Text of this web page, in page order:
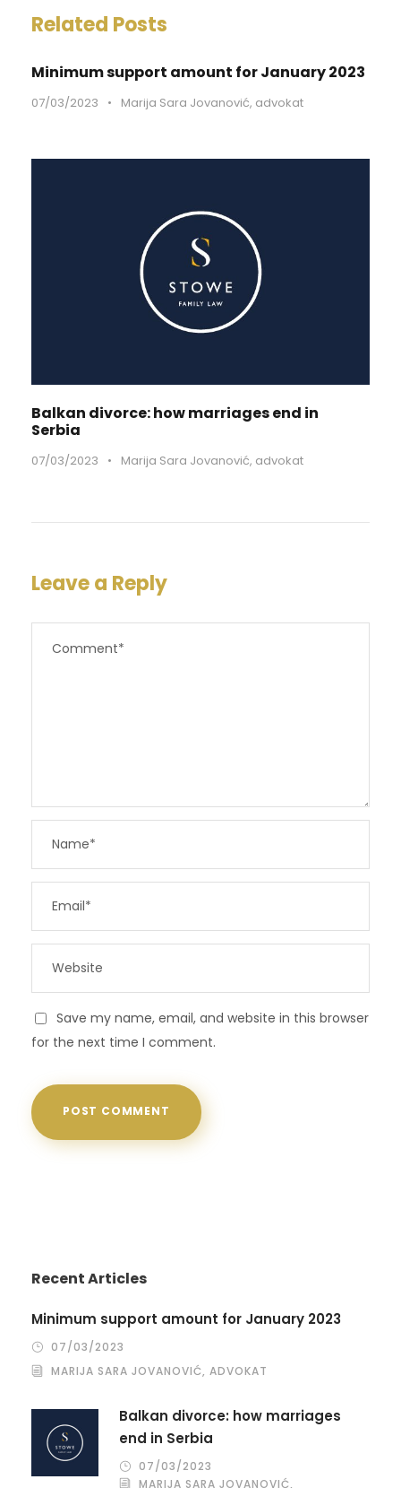
Related Posts
Minimum support amount for January 2023
07/03/2023 • Marija Sara Jovanović, advokat
Balkan divorce: how marriages end in
Serbia
07/03/2023 • Marija Sara Jovanović, advokat
Leave a Reply
Save my name, email, and website in this browser
for the next time I comment.
Recent Articles
Minimum support amount for January 2023
07/03/2023
MARIJA SARA JOVANOVIĆ, ADVOKAT
Balkan divorce: how marriages
end in Serbia
07/03/2023
MARIJA SARA JOVANOVIĆ,